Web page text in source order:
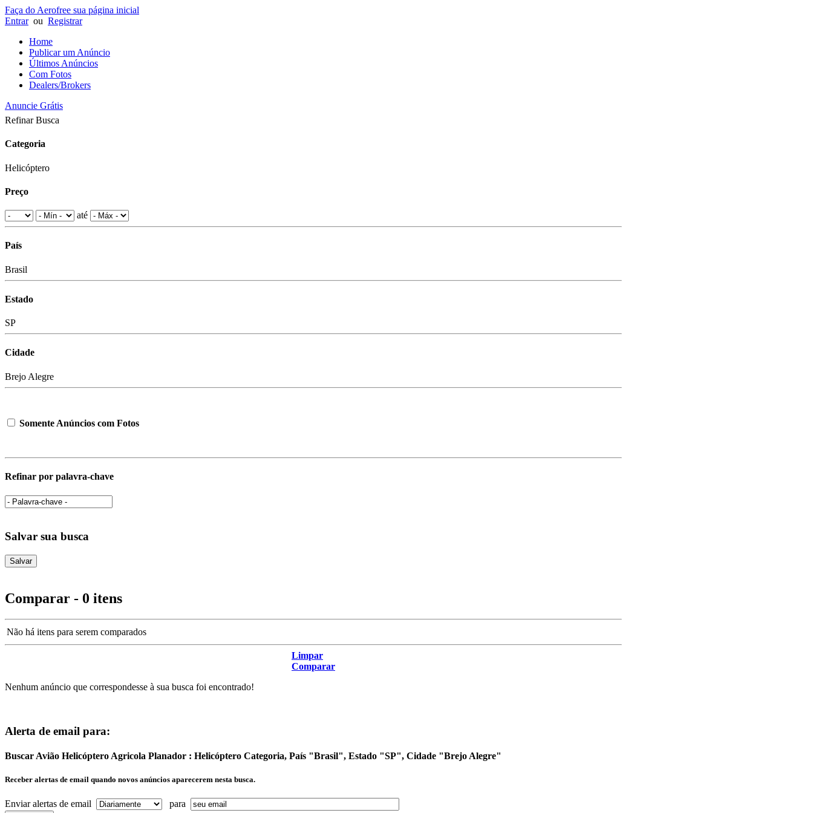
Faça do Aerofree sua página inicial
Entrarou Registrar
Home
Publicar um Anúncio
Últimos Anúncios
Com Fotos
Dealers/Brokers
Anuncie Grátis
Refinar Busca
Categoria
Helicóptero
Preço
até
País
Brasil
Estado
SP
Cidade
Brejo Alegre
Somente Anúncios com Fotos
Refinar por palavra-chave
Salvar sua busca
Comparar - 0 itens
Não há itens para serem comparados
Limpar
Comparar
Nenhum anúncio que correspondesse à sua busca foi encontrado!
Alerta de email para:
Buscar Avião Helicóptero Agricola Planador : Helicóptero Categoria, País "Brasil", Estado "SP", Cidade "Brejo Alegre"
Receber alertas de email quando novos anúncios aparecerem nesta busca.
Enviar alertas de email para